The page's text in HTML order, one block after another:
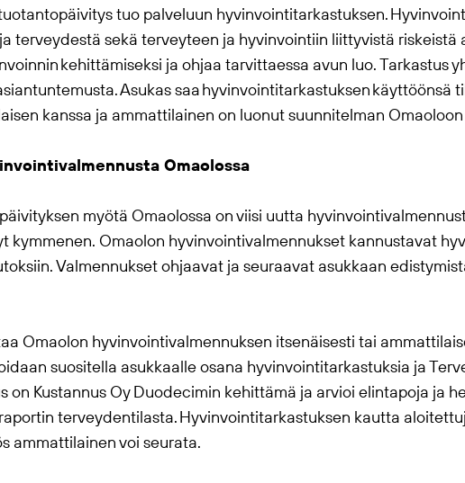
tuo palveluun hyvinvointitarkastuksen.
terveydestä sekä terveyteen ja hyvinvointiin liittyvistä riskeistä
kehittämiseksi ja ohjaa tarvittaessa avun luo. Tarkastus
Asukas saa hyvinvointitarkastuksen käyttöönsä
kanssa ja ammattilainen on luonut suunnitelman Omaolo
Omaolossa
myötä Omaolossa on viisi uutta
kymmenen. Omaolon hyvinvointivalmennukset kannustavat
Valmennukset ohjaavat ja seuraavat asukkaan
Omaolon hyvinvointivalmennuksen itsenäisesti tai
suositella asukkaalle osana hyvinvointitarkastuksia ja
on Kustannus Oy Duodecimin kehittämä ja arvioi elintapoja ja
terveydentilasta. Hyvinvointitarkastuksen kautta
ammattilainen voi seurata.